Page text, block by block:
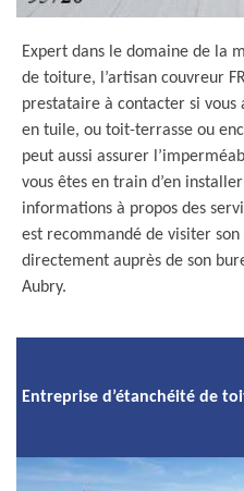
Expert dans le domaine de la
de toiture, l’artisan couvreur
prestataire à contacter si vous
en tuile, ou toit-terrasse ou
peut aussi assurer
vous êtes en train d’en
informations à propos des
est recommandé de visiter
directement auprès de son
Aubry.
Entreprise d’étanchéité de